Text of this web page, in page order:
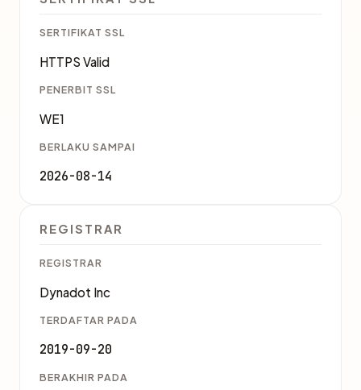
SERTIFIKAT SSL
HTTPS Valid
PENERBIT SSL
WE1
BERLAKU SAMPAI
2026-08-14
REGISTRAR
REGISTRAR
Dynadot Inc
TERDAFTAR PADA
2019-09-20
BERAKHIR PADA